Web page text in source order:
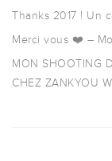
Thanks 2017 ! Un
Merci vous ❤️ –
MON SHOOTING
CHEZ ZANKYOU